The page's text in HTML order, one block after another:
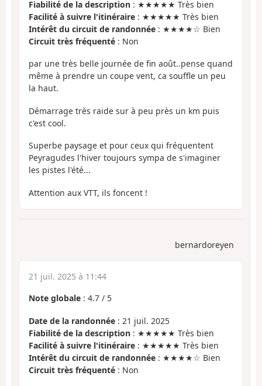
Fiabilité de la description : ★★★★★ Très bien
Facilité à suivre l'itinéraire : ★★★★★ Très bien
Intérêt du circuit de randonnée : ★★★★☆ Bien
Circuit très fréquenté : Non
par une très belle journée de fin août..pense quand
même à prendre un coupe vent, ca souffle un peu
la haut.
Démarrage très raide sur à peu près un km puis
c'est cool.
Superbe paysage et pour ceux qui fréquentent
Peyragudes l'hiver toujours sympa de s'imaginer
les pistes l'été...
Attention aux VTT, ils foncent !
bernardoreyen
21 juil. 2025 à 11:44
Note globale : 4.7 / 5
Date de la randonnée : 21 juil. 2025
Fiabilité de la description : ★★★★★ Très bien
Facilité à suivre l'itinéraire : ★★★★★ Très bien
Intérêt du circuit de randonnée : ★★★★☆ Bien
Circuit très fréquenté : Non